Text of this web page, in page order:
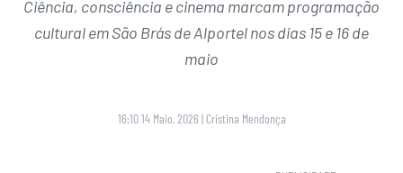
Ciência, consciência e cinema marcam programação
cultural em São Brás de Alportel nos dias 15 e 16 de
maio
16:10 14 Maio, 2026 | Cristina Mendonça